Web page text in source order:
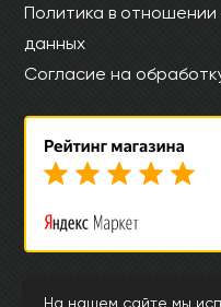
Политика в
данных
Согласие на
© Интернет магазин laminat-
На нашем сайте мы